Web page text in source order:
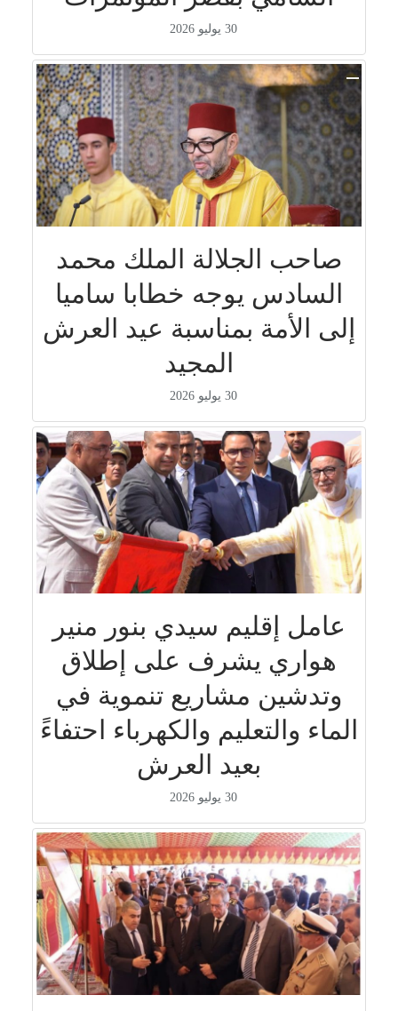
30 يوليو 2026
صاحب الجلالة الملك محمد
السادس يوجه خطابا ساميا
إلى الأمة بمناسبة عيد العرش
المجيد
30 يوليو 2026
عامل إقليم سيدي بنور منير
هواري يشرف على إطلاق
وتدشين مشاريع تنموية في
الماء والتعليم والكهرباء احتفاءً
بعيد العرش
30 يوليو 2026